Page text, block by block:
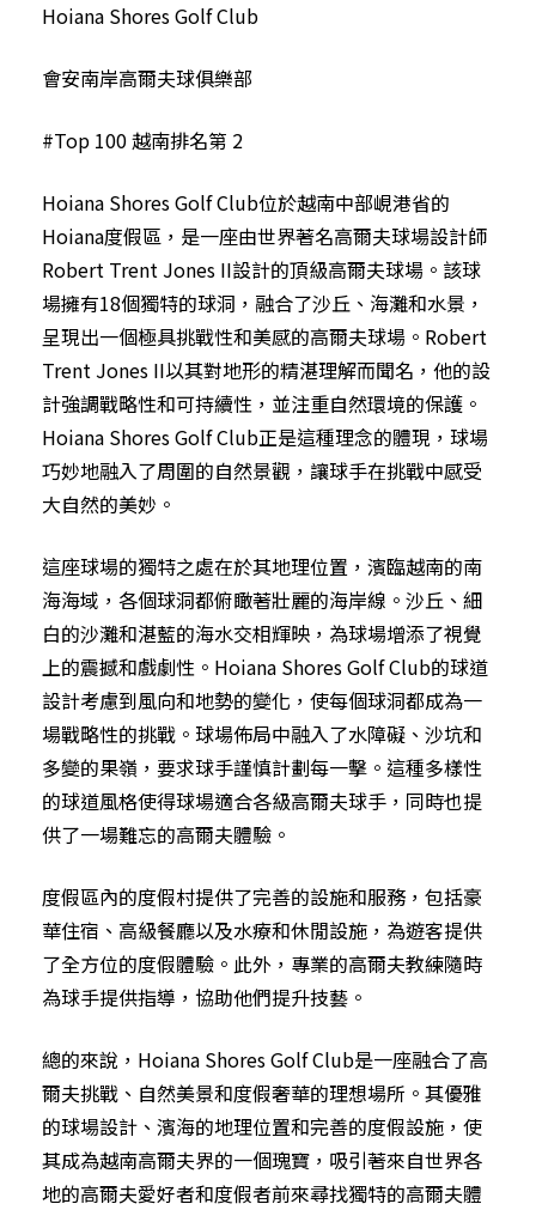
Hoiana Shores Golf Club
會安南岸高爾夫球俱樂部
#Top 100 越南排名第 2
Hoiana Shores Golf Club位於越南中部峴港省的
Hoiana度假區，是一座由世界著名高爾夫球場設計師
Robert Trent Jones II設計的頂級高爾夫球場。該球
場擁有18個獨特的球洞，融合了沙丘、海灘和水景，
呈現出一個極具挑戰性和美感的高爾夫球場。Robert
Trent Jones II以其對地形的精湛理解而聞名，他的設
計強調戰略性和可持續性，並注重自然環境的保護。
Hoiana Shores Golf Club正是這種理念的體現，球場
巧妙地融入了周圍的自然景觀，讓球手在挑戰中感受
大自然的美妙。
這座球場的獨特之處在於其地理位置，濱臨越南的南
海海域，各個球洞都俯瞰著壯麗的海岸線。沙丘、細
白的沙灘和湛藍的海水交相輝映，為球場增添了視覺
上的震撼和戲劇性。Hoiana Shores Golf Club的球道
設計考慮到風向和地勢的變化，使每個球洞都成為一
場戰略性的挑戰。球場佈局中融入了水障礙、沙坑和
多變的果嶺，要求球手謹慎計劃每一擊。這種多樣性
的球道風格使得球場適合各級高爾夫球手，同時也提
供了一場難忘的高爾夫體驗。
度假區內的度假村提供了完善的設施和服務，包括豪
華住宿、高級餐廳以及水療和休閒設施，為遊客提供
了全方位的度假體驗。此外，專業的高爾夫教練隨時
為球手提供指導，協助他們提升技藝。
總的來說，Hoiana Shores Golf Club是一座融合了高
爾夫挑戰、自然美景和度假奢華的理想場所。其優雅
的球場設計、濱海的地理位置和完善的度假設施，使
其成為越南高爾夫界的一個瑰寶，吸引著來自世界各
地的高爾夫愛好者和度假者前來尋找獨特的高爾夫體